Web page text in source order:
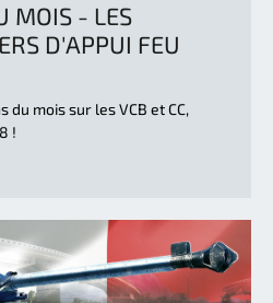
MOIS - LES
D'APPUI FEU
mois sur les VCB et CC,
!